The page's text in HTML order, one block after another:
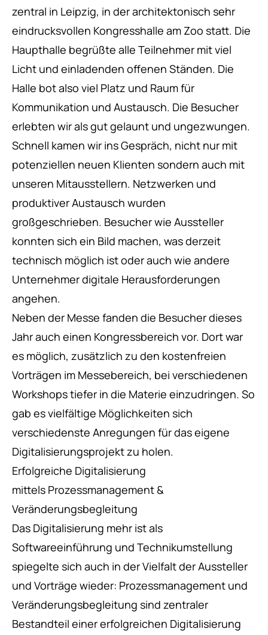
zentral in Leipzig, in der architektonisch sehr
eindrucksvollen Kongresshalle am Zoo statt. Die
Haupthalle begrüßte alle Teilnehmer mit viel
Licht und einladenden offenen Ständen. Die
Halle bot also viel Platz und Raum für
Kommunikation und Austausch. Die Besucher
erlebten wir als gut gelaunt und ungezwungen.
Schnell kamen wir ins Gespräch, nicht nur mit
potenziellen neuen Klienten sondern auch mit
unseren Mitausstellern. Netzwerken und
produktiver Austausch wurden
großgeschrieben. Besucher wie Aussteller
konnten sich ein Bild machen, was derzeit
technisch möglich ist oder auch wie andere
Unternehmer digitale Herausforderungen
angehen.
Neben der Messe fanden die Besucher dieses
Jahr auch einen Kongressbereich vor. Dort war
es möglich, zusätzlich zu den kostenfreien
Vorträgen im Messebereich, bei verschiedenen
Workshops tiefer in die Materie einzudringen. So
gab es vielfältige Möglichkeiten sich
verschiedenste Anregungen für das eigene
Digitalisierungsprojekt zu holen.
Erfolgreiche Digitalisierung
mittels Prozessmanagement &
Veränderungsbegleitung
Das Digitalisierung mehr ist als
Softwareeinführung und Technikumstellung
spiegelte sich auch in der Vielfalt der Aussteller
und Vorträge wieder: Prozessmanagement und
Veränderungsbegleitung sind zentraler
Bestandteil einer erfolgreichen Digitalisierung